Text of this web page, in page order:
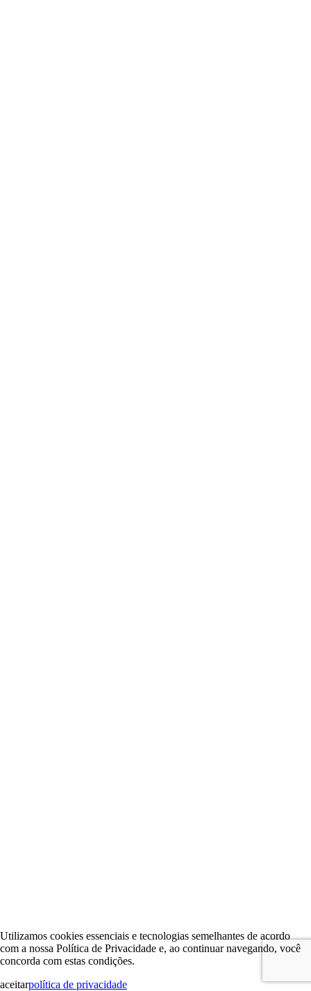
Utilizamos cookies essenciais e tecnologias semelhantes de acordo
com a nossa Política de Privacidade e, ao continuar navegando, você
concorda com estas condições.
aceitarpolítica de privacidade